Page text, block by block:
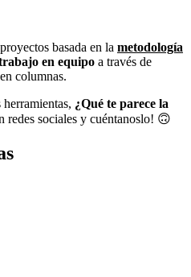
basada en la metodología
en equipo a través de
columnas.
herramientas, ¿Qué te parece la
redes sociales y cuéntanoslo! 🙃